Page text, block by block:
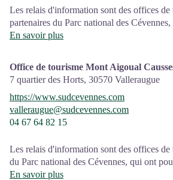
Ouvert toute l'année (se renseigner sur les
saison hivernale).
Les relais d'information sont des offices de
partenaires du Parc national des
l'information et la sensibilisation sur l'offre
Ouvert toute l'année (se renseigner pour
d'ouverture en période hivernale)
En savoir plus
Office de tourisme Mont Aigoual
7 quartier des Horts, 30570 Valleraugue
https://www.sudcevennes.com
valleraugue@sudcevennes.com
04 67 64 82 15
Les relais d'information sont des offices de
du Parc national des Cévennes, qui ont
et la sensibilisation sur l'offre de
En savoir plus